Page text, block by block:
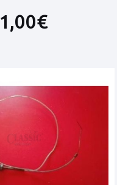
1,00€